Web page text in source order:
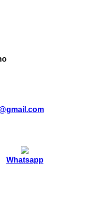
Whatsapp